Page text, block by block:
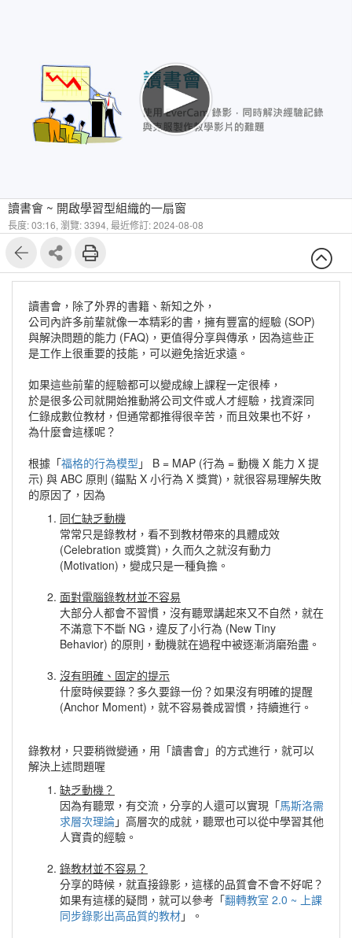
讀書會 ~ 開啟學習型組織的一扇窗
長度: 03:16, 瀏覽: 3394, 最近修訂: 2024-08-08
讀書會，除了外界的書籍、新知之外，
公司內許多前輩就像一本精彩的書，擁有豐富的經驗 (SOP)
與解決問題的能力 (FAQ)，更值得分享與傳承，因為這些正
是工作上很重要的技能，可以避免捨近求遠。
如果這些前輩的經驗都可以變成線上課程一定很棒，
於是很多公司就開始推動將公司文件或人才經驗，找資深同
仁錄成數位教材，但通常都推得很辛苦，而且效果也不好，
為什麼會這樣呢？
根據「福格的行為模型 」 B = MAP (行為 = 動機 X 能力 X 提
示) 與 ABC 原則 (錨點 X 小行為 X 獎賞)，就很容易理解失敗
的原因了，因為
同仁缺乏動機
常常只是錄教材，看不到教材帶來的具體成效
(Celebration 或獎賞)，久而久之就沒有動力
(Motivation)，變成只是一種負擔。
面對電腦錄教材並不容易
大部分人都會不習慣，沒有聽眾講起來又不自然，就在
不滿意下不斷 NG，違反了小行為 (New Tiny
Behavior) 的原則，動機就在過程中被逐漸消磨殆盡。
沒有明確、固定的提示
什麼時候要錄？多久要錄一份？如果沒有明確的提醒
(Anchor Moment)，就不容易養成習慣，持續進行。
錄教材，只要稍微變通，用「讀書會」的方式進行，就可以
解決上述問題喔
缺乏動機？
因為有聽眾，有交流，分享的人還可以實現「馬斯洛需
求層次理論」高層次的成就，聽眾也可以從中學習其他
人寶貴的經驗。
錄教材並不容易？
分享的時候，就直接錄影，這樣的品質會不會不好呢？
如果有這樣的疑問，就可以參考「翻轉教室 2.0 ~ 上課
同步錄影出高品質的教材」。